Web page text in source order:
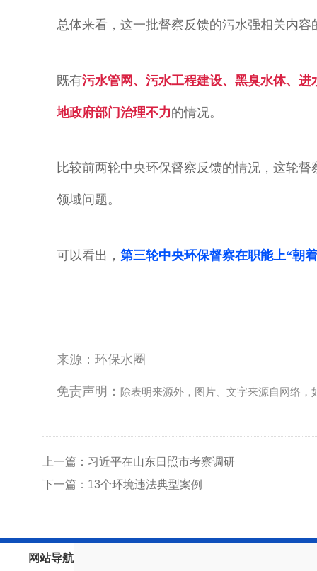
总体来看，这一批督察反馈的污水强相关内容
既有污水管网、污水工程建设、黑臭水体、进
地政府部门治理不力的情况。
比较前两轮中央环保督察反馈的情况，这轮
领域问题。
可以看出， 第三轮中央环保督察在职能上“朝
来源：环保水圈
免责声明： 除表明来源外，图片、文字来源自网络，
上一篇：习近平在山东日照市考察调研
下一篇：13个环境违法典型案例
网站导航